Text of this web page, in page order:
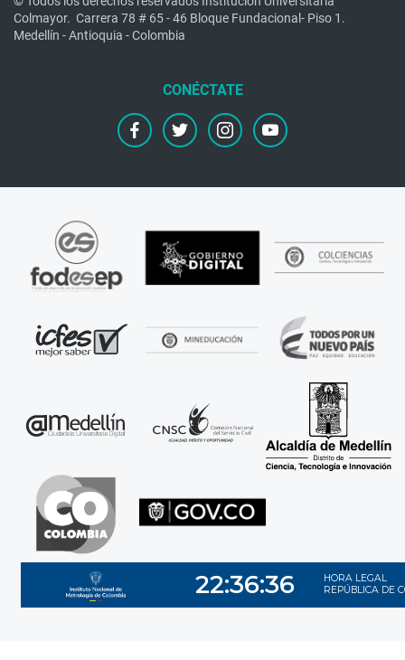
Colmayor. Carrera 78 # 65 - 46 Bloque Fundacional- Piso 1.
Medellín - Antioquia - Colombia
facebooktwitter instagramyoutube